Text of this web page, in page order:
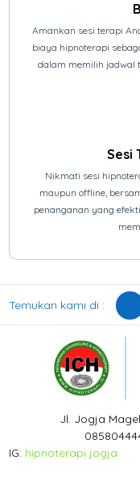
Amankan sesi terapi
biaya hipnoterapi
dalam memilih jadwal
Sesi
Nikmati sesi
maupun offline,
penanganan yang
Temukan kami di :
Jl. Jogja
IG: hipnoterapi jogja